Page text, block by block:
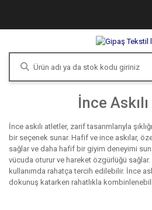
İnce
İnce askılı atletler, zarif tasarımlarıyla
bir seçenek sunar. Hafif ve ince askılar,
sağlar ve daha hafif bir giyim deneyimi
vücuda oturur ve hareket özgürlüğü
kullanımda rahatça tercih edilebilir. İnce
dokunuş katarken rahatlıkla